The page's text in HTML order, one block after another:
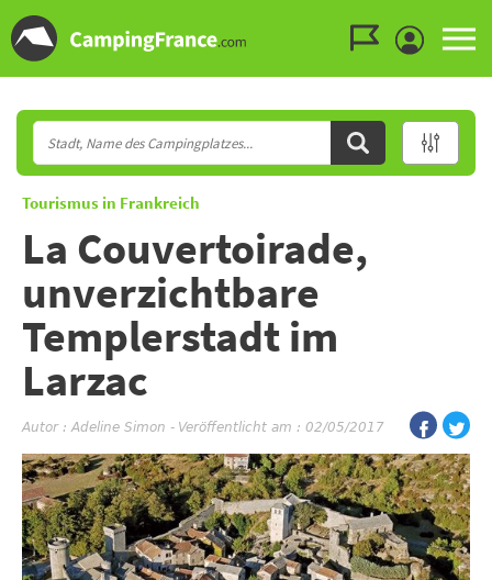
Tourismus in Frankreich
La Couvertoirade,
unverzichtbare
Templerstadt im
Larzac
Autor :Adeline Simon - Veröffentlicht am : 02/05/2017